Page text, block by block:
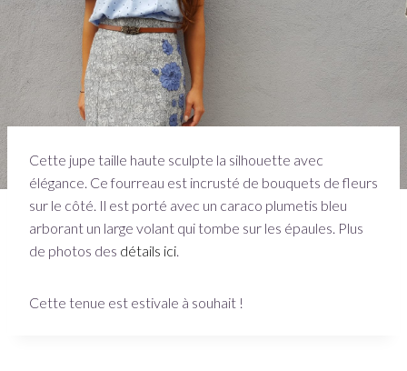
Cette jupe taille haute sculpte la silhouette avec
élégance. Ce fourreau est incrusté de bouquets de fleurs
sur le côté. Il est porté avec un caraco plumetis bleu
arborant un large volant qui tombe sur les épaules. Plus
de photos des détails ici.
Cette tenue est estivale à souhait !